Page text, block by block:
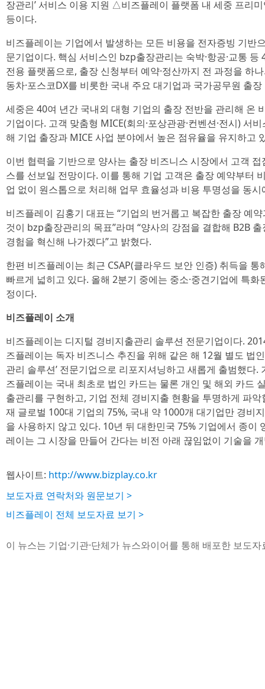
장관리’ 서비스 이용 지원 △비즈플레이 플랫폼 내 세중 프리
등이다.
비즈플레이는 기업에서 발생하는 모든 비용을 전자증빙 기반
문기업이다. 핵심 서비스인 bzp출장관리는 숙박·항공·교통
전용 플랫폼으로, 출장 신청부터 예약·정산까지 전 과정을 하
동차·포스코DX를 비롯한 국내 주요 대기업과 국가공무원 출
세중은 40여 년간 국내외 대형 기업의 출장 전반을 관리해 온
기업이다. 고객 맞춤형 MICE(회의·포상관광·컨벤션·전시) 서
해 기업 출장과 MICE 사업 분야에서 높은 점유율을 유지하고
이번 협력을 기반으로 양사는 출장 비즈니스 시장에서 고객
스를 선보일 전망이다. 이를 통해 기업 고객은 출장 예약부터
업 없이 원스톱으로 처리해 업무 효율성과 비용 투명성을 동
비즈플레이 김홍기 대표는 “기업의 번거롭고 복잡한 출장 예
것이 bzp출장관리의 목표”라며 “양사의 강점을 결합해 B2B
경험을 혁신해 나가겠다”고 밝혔다.
한편 비즈플레이는 최근 CSAP(클라우드 보안 인증) 취득을
빠르게 넓히고 있다. 올해 2분기 중에는 중소·중견기업에 특화
정이다.
비즈플레이 소개
비즈플레이는 디지털 경비지출관리 솔루션 전문기업이다.
즈플레이는 독자 비즈니스 추진을 위해 같은 해 12월 별도 법
관리 솔루션’ 전문기업으로 리포지셔닝하고 새롭게 출범했다
즈플레이는 국내 최초로 법인 카드는 물론 개인 및 해외 카드
출관리를 구현하고, 기업 전체 경비지출 현황을 투명하게 파
재 글로벌 100대 기업의 75%, 국내 약 1000개 대기업만 경비
을 사용하지 않고 있다. 10년 뒤 대한민국 75% 기업에서 종이
레이는 그 시장을 만들어 간다는 비전 아래 끊임없이 기술을
웹사이트: http://www.bizplay.co.kr
보도자료 연락처와 원문보기 >
비즈플레이 전체 보도자료 보기 >
이 뉴스는 기업·기관·단체가 뉴스와이어를 통해 배포한 보도